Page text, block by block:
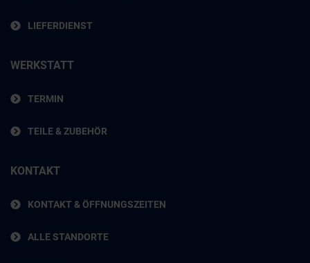
LIEFERDIENST
WERKSTATT
TERMIN
TEILE & ZUBEHÖR
KONTAKT
KONTAKT & ÖFFNUNGSZEITEN
ALLE STANDORTE